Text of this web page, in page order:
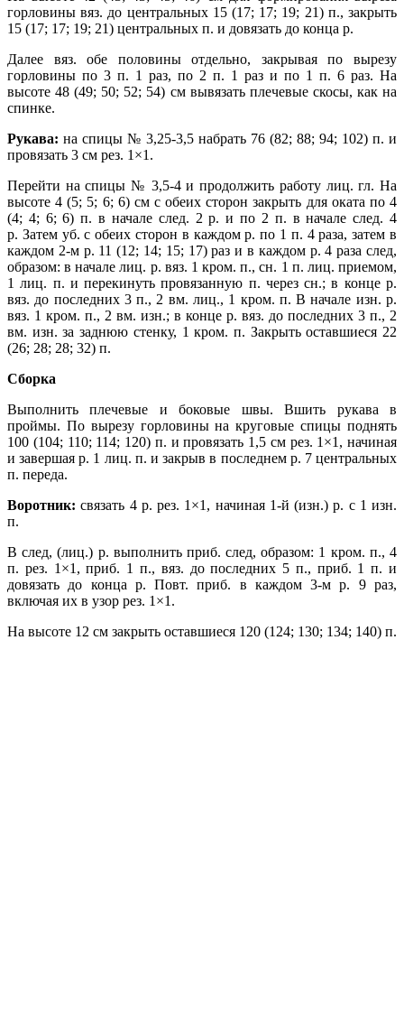
горловины вяз. до центральных 15 (17; 17; 19; 21) п., закрыть
15 (17; 17; 19; 21) цент­ральных п. и довязать до конца р.
Далее вяз. обе половины отдельно, закрывая по вырезу
горловины по 3 п. 1 раз, по 2 п. 1 раз и по 1 п. 6 раз. На
высоте 48 (49; 50; 52; 54) см вывязать плече­вые скосы, как на
спинке.
Рукава: на спицы № 3,25-3,5 набрать 76 (82; 88; 94; 102) п. и
провязать 3 см рез. 1×1.
Перейти на спицы № 3,5-4 и продолжить работу лиц. гл. На
высоте 4 (5; 5; 6; 6) см с обеих сторон закрыть для оката по 4
(4; 4; 6; 6) п. в начале след. 2 р. и по 2 п. в начале след. 4
р. Затем уб. с обеих сторон в каждом р. по 1 п. 4 раза, затем в
каждом 2-м р. 11 (12; 14; 15; 17) раз и в каждом р. 4 раза след,
образом: в начале лиц. р. вяз. 1 кром. п., сн. 1 п. лиц. приемом,
1 лиц. п. и перекинуть провязанную п. через сн.; в конце р.
вяз. до последних 3 п., 2 вм. лиц., 1 кром. п. В начале изн. р.
вяз. 1 кром. п., 2 вм. изн.; в конце р. вяз. до последних 3 п., 2
вм. изн. за заднюю стенку, 1 кром. п. Закрыть оставшиеся 22
(26; 28; 28; 32) п.
Сборка
Выполнить плечевые и боковые швы. Вшить ру­кава в
проймы. По вырезу горловины на круговые спицы поднять
100 (104; 110; 114; 120) п. и провязать 1,5 см рез. 1×1, начиная
и завершая р. 1 лиц. п. и закрыв в последнем р. 7 центральных
п. переда.
Воротник: связать 4 р. рез. 1×1, начиная 1-й (изн.) р. с 1 изн.
п.
В след, (лиц.) р. выполнить приб. след, образом: 1 кром. п., 4
п. рез. 1×1, приб. 1 п., вяз. до последних 5 п., приб. 1 п. и
довязать до конца р. Повт. приб. в каждом 3-м р. 9 раз,
включая их в узор рез. 1×1.
На высоте 12 см закрыть оставшиеся 120 (124; 130; 134; 140) п.